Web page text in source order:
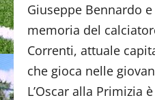
Giuseppe Bennardo
memoria del
Correnti, attuale
che gioca nelle
L’Oscar alla Primizia